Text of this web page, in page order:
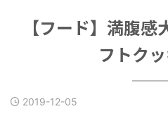
【フード】満腹
フトクッ
2019-12-05